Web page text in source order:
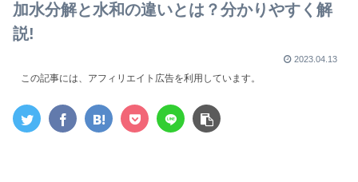
加水分解と水和の違いとは？分かりやすく解
説!
2023.04.13
この記事には、アフィリエイト広告を利用しています。